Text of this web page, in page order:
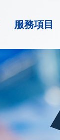
服務項目